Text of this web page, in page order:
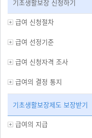
기초생활보장 신청하기
급여 신청절차
급여 선정기준
급여 신청자격 조사
급여의 결정 통지
기초생활보장제도 보장받기
급여의 지급